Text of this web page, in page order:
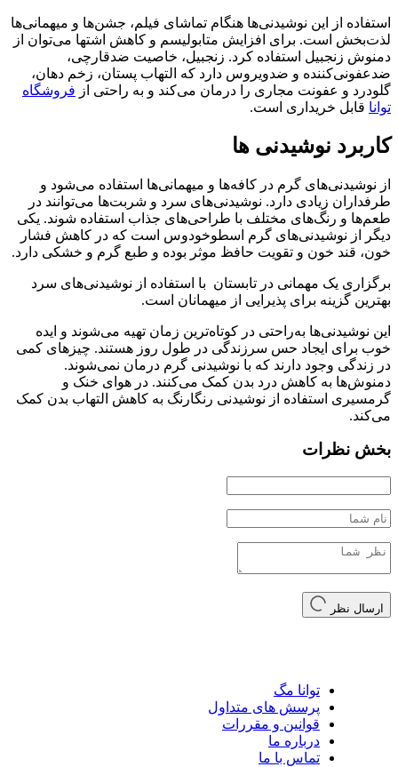
استفاده از این نوشیدنی‌ها هنگام تماشای فیلم، جشن‌ها و میهمانی‌ها
لذت‌بخش است. برای افزایش متابولیسم و کاهش اشتها می‌توان از
دمنوش زنجبیل استفاده کرد. زنجبیل، خاصیت ضدقارچی،
ضدعفونی‌کننده و ضدویروس دارد که التهاب پستان، زخم دهان،
گلودرد و عفونت مجاری را درمان می‌کند و به راحتی از فروشگاه
توانا قابل خریداری است.
کاربرد نوشیدنی ها
از نوشیدنی‌های گرم در کافه‌ها و میهمانی‌ها استفاده می‌شود و
طرفداران زیادی دارد. نوشیدنی‌های سرد و شربت‌ها می‌توانند در
طعم‌ها و رنگ‌های مختلف با طراحی‌های جذاب استفاده شوند. یکی
دیگر از نوشیدنی‌های گرم اسطوخودوس است که در کاهش فشار
خون، قند خون و تقویت حافظ موثر بوده و طبع گرم و خشکی دارد.
برگزاری یک مهمانی در تابستان با استفاده از نوشیدنی‌های سرد
بهترین گزینه برای پذیرایی از میهمانان است.
این نوشیدنی‌ها به‌راحتی در کوتاه‌ترین زمان تهیه می‌شوند و ایده
خوب برای ایجاد حس سرزندگی در طول روز هستند. چیزهای کمی
در زندگی وجود دارند که با نوشیدنی گرم درمان نمی‌شوند.
دمنوش‌ها به کاهش درد بدن کمک می‌کنند. در هوای خنک و
گرمسیری استفاده از نوشیدنی رنگارنگ به کاهش التهاب بدن کمک
می‌کند.
بخش نظرات
ارسال نظر
توانا مگ
پرسش های متداول
قوانین و مقررات
درباره ما
تماس با ما